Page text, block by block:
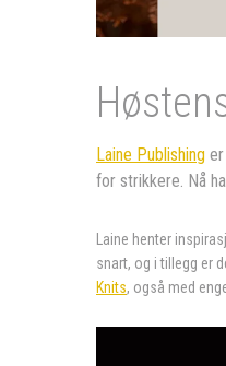
Laine Publishing
for strikkere. Nå
Laine henter
snart, og i tillegg er
Knits, også med